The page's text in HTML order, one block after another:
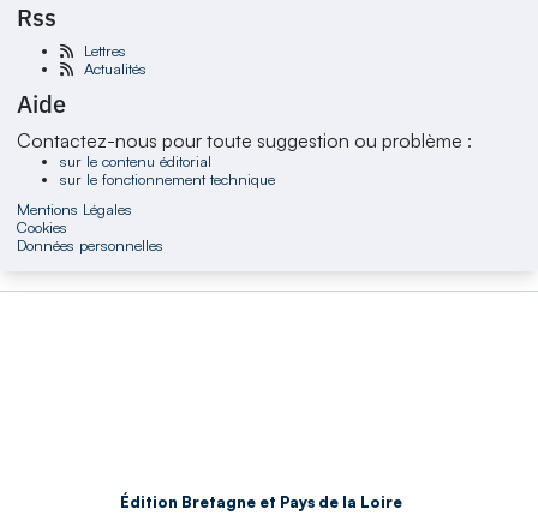
Rss
Lettres
Actualités
Aide
Contactez-nous pour toute suggestion ou problème :
sur le contenu éditorial
sur le fonctionnement technique
Mentions Légales
Cookies
Données personnelles
Édition Bretagne et Pays de la Loire